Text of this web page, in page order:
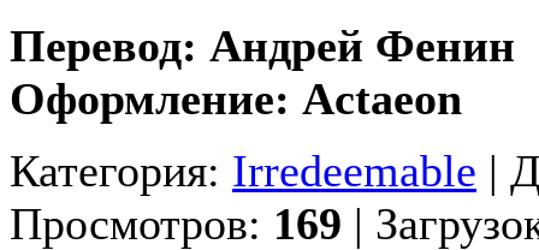
Перевод: Андрей Фенин
Оформление: Actaeon
Категория: Irredeemable |
Просмотров: 169 |